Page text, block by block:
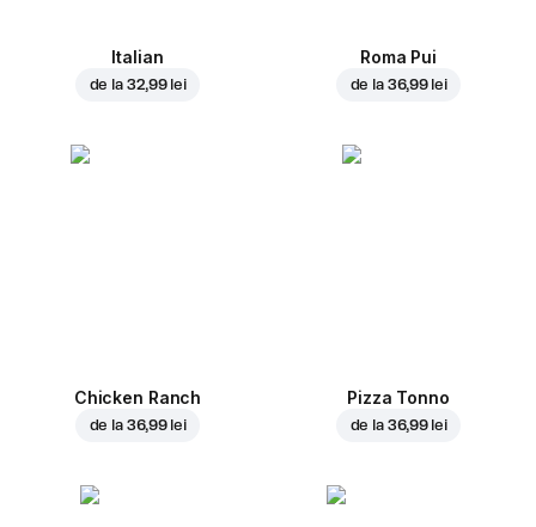
Italian
de la 32,99 lei
Roma Pui
de la 36,99 lei
Chicken Ranch
de la 36,99 lei
Pizza Tonno
de la 36,99 lei